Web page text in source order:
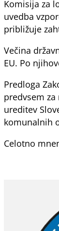
Komisija za
uvedba
približuje
Večina
EU. Po
Predloga
predvsem
ureditev
komunalnih
Celotno